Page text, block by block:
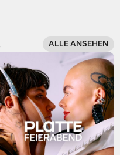
ALLE ANSEHEN